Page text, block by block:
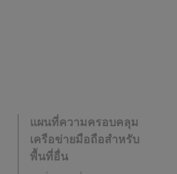
แผนที่ความครอบคลุม
เครือข่ายมือถือสำหรับ
พื้นที่อื่น